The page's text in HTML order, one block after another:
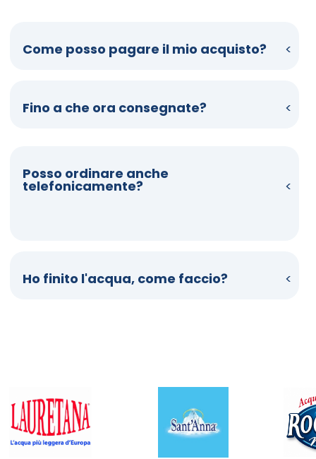
Come posso pagare il mio acquisto?
Fino a che ora consegnate?
Posso ordinare anche
telefonicamente?
Ho finito l'acqua, come faccio?